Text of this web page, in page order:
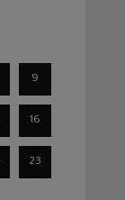
9
16
23